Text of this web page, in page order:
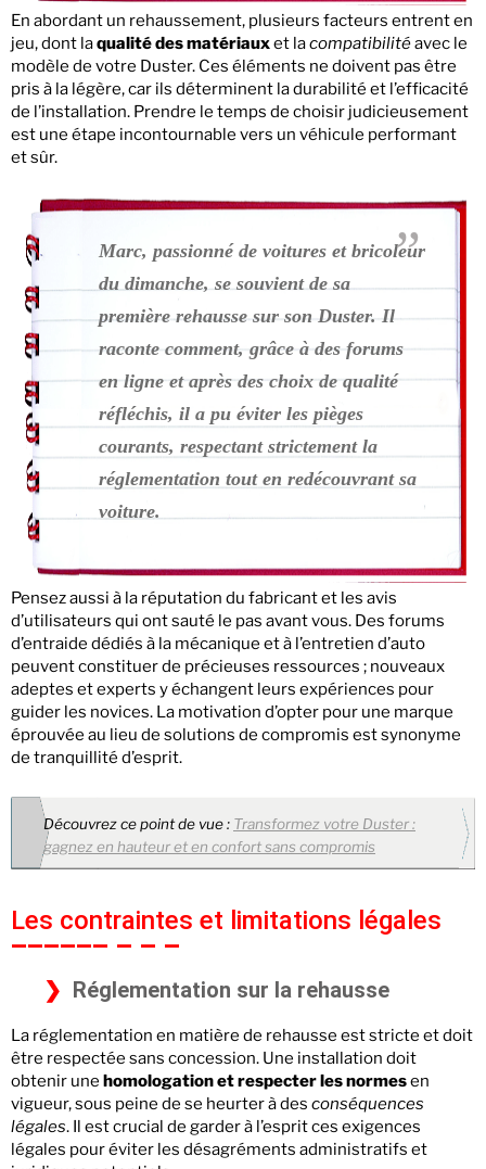
En abordant un rehaussement, plusieurs facteurs entrent en
jeu, dont laqualité des matériauxet lacompatibilitéavec le
modèle de votre Duster. Ces éléments ne doivent pas être
pris à la légère, car ils déterminent la durabilité et l’efficacité
de l’installation. Prendre le temps de choisir judicieusement
est une étape incontournable vers un véhicule performant
et sûr.
Marc, passionné de voitures et bricoleur
du dimanche, se souvient de sa
première rehausse sur son Duster. Il
raconte comment, grâce à des forums
en ligne et après des choix de qualité
réfléchis, il a pu éviter les pièges
courants, respectant strictement la
réglementation tout en redécouvrant sa
voiture.
Pensez aussi à la réputation du fabricant et les avis
d’utilisateurs qui ont sauté le pas avant vous. Des forums
d’entraide dédiés à la mécanique et à l’entretien d’auto
peuvent constituer de précieuses ressources ; nouveaux
adeptes et experts y échangent leurs expériences pour
guider les novices. La motivation d’opter pour une marque
éprouvée au lieu de solutions de compromis est synonyme
de tranquillité d’esprit.
Découvrez ce point de vue : Transformez votre Duster :
gagnez en hauteur et en confort sans compromis
Les contraintes et limitations légales
Réglementation sur la rehausse
La réglementation en matière de rehausse est stricte et doit
être respectée sans concession. Une installation doit
obtenir une homologation et respecter les normesen
vigueur, sous peine de se heurter à des conséquences
légales. Il est crucial de garder à l’esprit ces exigences
légales pour éviter les désagréments administratifs et